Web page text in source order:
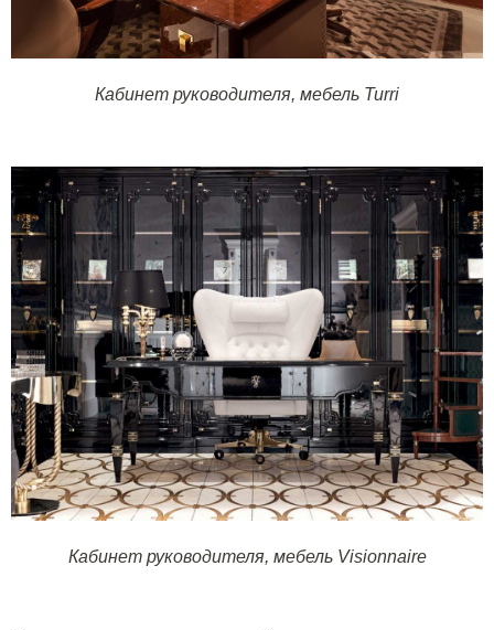
Кабинет руководителя, мебель Turri
Кабинет руководителя, мебель Visionnaire